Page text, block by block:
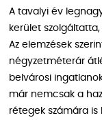
A tavalyi év
kerület
Az elemzések
négyzetméterár
belvárosi
már nemcsak a
rétegek számára